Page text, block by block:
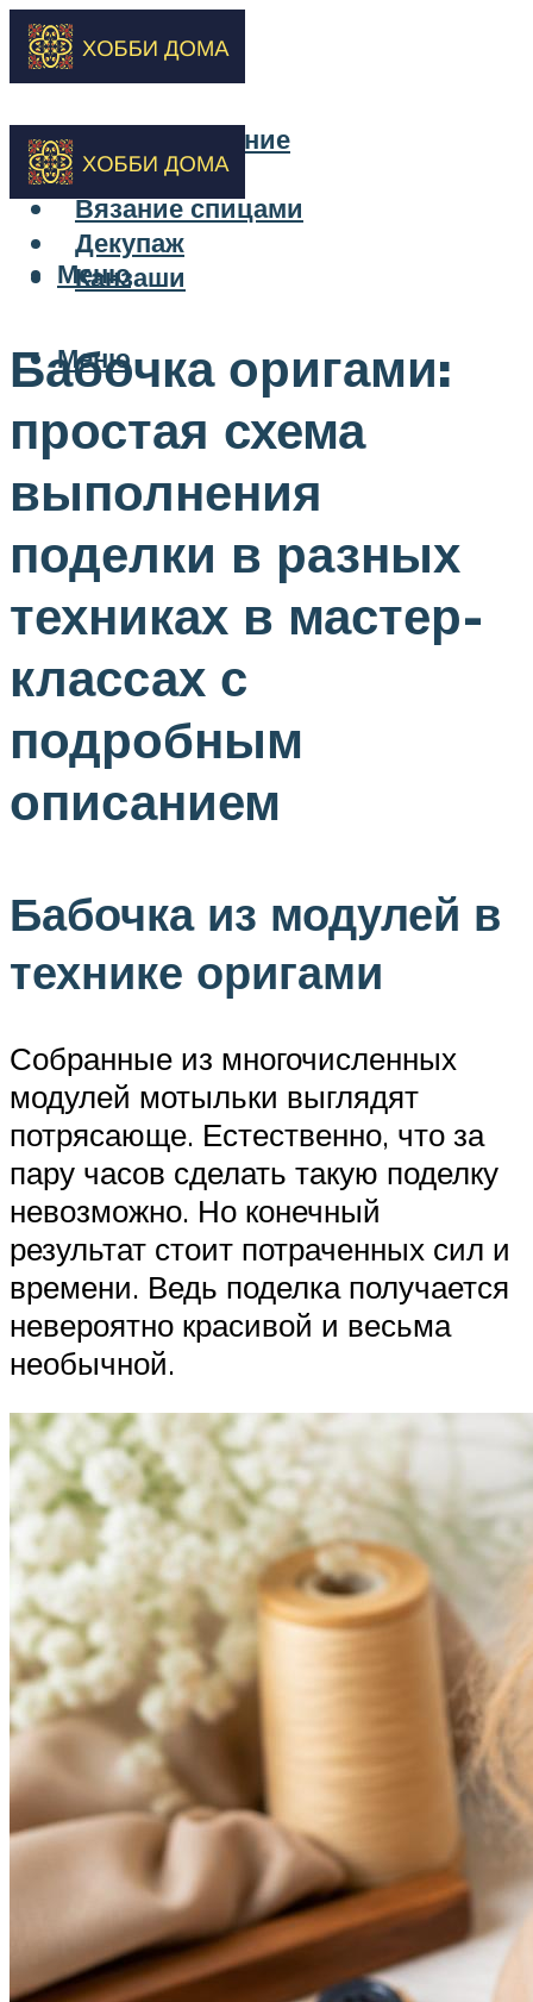
Бисероплетение
Вышивка
Вязание спицами
Декупаж
Канзаши
Меню
Меню
Бабочка оригами:
простая схема
выполнения
поделки в разных
техниках в мастер-
классах с
подробным
описанием
Бабочка из модулей в
технике оригами
Собранные из многочисленных
модулей мотыльки выглядят
потрясающе. Естественно, что за
пару часов сделать такую поделку
невозможно. Но конечный
результат стоит потраченных сил и
времени. Ведь поделка получается
невероятно красивой и весьма
необычной.